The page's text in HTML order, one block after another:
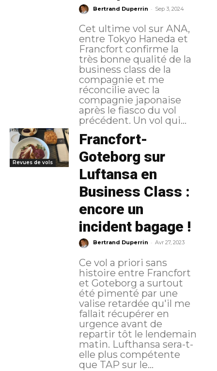
Bertrand Duperrin - Sep 3, 2024
Cet ultime vol sur ANA,
entre Tokyo Haneda et
Francfort confirme la
très bonne qualité de la
business class de la
compagnie et me
réconcilie avec la
compagnie japonaise
après le fiasco du vol
précédent. Un vol qui...
Revues de vols
Francfort-
Goteborg sur
Luftansa en
Business Class :
encore un
incident bagage !
Bertrand Duperrin - Avr 27, 2023
Ce vol a priori sans
histoire entre Francfort
et Goteborg a surtout
été pimenté par une
valise retardée qu'il me
fallait récupérer en
urgence avant de
repartir tôt le lendemain
matin. Lufthansa sera-t-
elle plus compétente
que TAP sur le...